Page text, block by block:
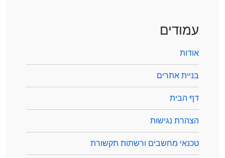
עמודים
אודות
בניית אתרים
דף הבית
הצהרת נגישות
טכנאי מחשבים ורשתות תקשורת